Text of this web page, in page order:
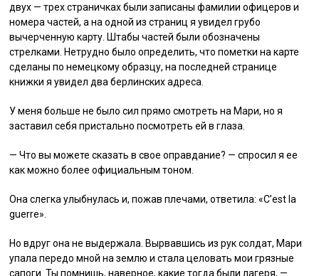
двух — трех страничках были записаны фамилии офицеров и
номера частей, а на одной из страниц я увидел грубо
вычерченную карту. Штабы частей были обозначены
стрелками. Нетрудно было определить, что пометки на карте
сделаны по немецкому образцу, на последней странице
книжки я увидел два берлинских адреса.
У меня больше не было сил прямо смотреть на Мари, но я
заставил себя пристально посмотреть ей в глаза.
— Что вы можете сказать в свое оправдание? — спросил я ее
как можно более официальным тоном.
Она слегка улыбнулась и, пожав плечами, ответила: «C’est la
guerre».
Но вдруг она не выдержала. Вырвавшись из рук солдат, Мари
упала передо мной на землю и стала целовать мои грязные
сапоги. Ты помнишь, наверное, какие тогда были лагеря, —